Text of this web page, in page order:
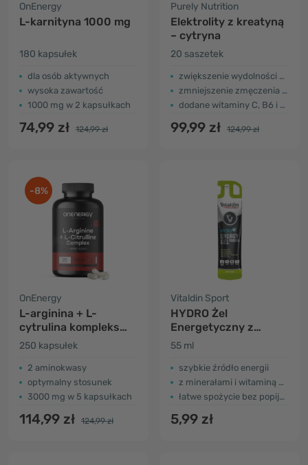
OnEnergy
L-karnityna 1000 mg
180 kapsułek
dla osób aktywnych
wysoka zawartość
1000 mg w 2 kapsułkach
74,99 zł 124,99 zł
Purely Nutrition
Elektrolity z kreatyną
– cytryna
20 saszetek
zwiększenie wydolności organizmu
zmniejszenie zmęczenia i znużenia
dodane witaminy C, B6 i B12
99,99 zł 124,99 zł
-8%
OnEnergy
L-arginina + L-
cytrulina kompleks
3000 mg
250 kapsułek
2 aminokwasy
optymalny stosunek
3000 mg w 5 kapsułkach
114,99 zł 124,99 zł
Vitaldin Sport
HYDRO Żel
Energetyczny z
Elektrolitami - limonka
55 ml
szybkie źródło energii
z minerałami i witaminą B6
łatwe spożycie bez popijania wodą
5,99 zł